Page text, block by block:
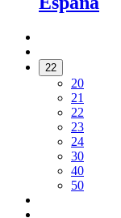
22
20
21
22
23
24
30
40
50